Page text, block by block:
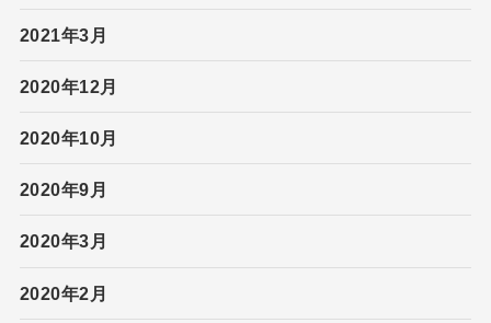
2021年3月
2020年12月
2020年10月
2020年9月
2020年3月
2020年2月